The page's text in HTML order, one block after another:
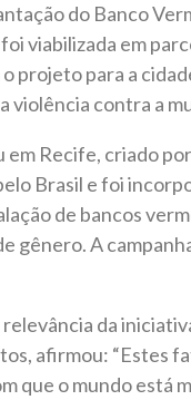
do Banco
viabilizada em
projeto para a
violência contra a
Recife, criado
Brasil e foi
de bancos
gênero. A
da
afirmou: “Estes
que o mundo está